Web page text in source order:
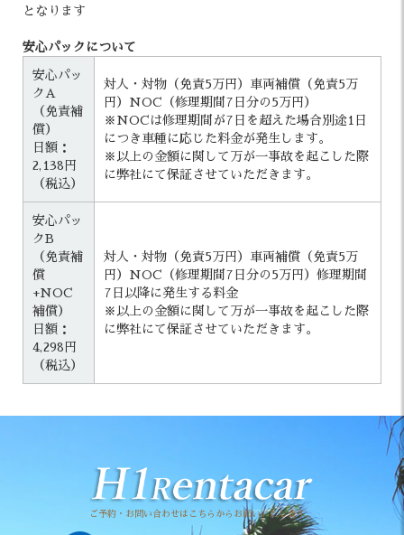
となります
安心パックについて
安心パッ
クA
（免責補
償）
日額：
2,138円
（税込）
対人・対物（免責5万円）車両補償（免責5万
円）NOC（修理期間7日分の5万円）
※NOCは修理期間が7日を超えた場合別途1日
につき車種に応じた料金が発生します。
※以上の金額に関して万が一事故を起こした際
に弊社にて保証させていただきます。
安心パッ
クB
（免責補
償
+NOC
補償）
日額：
4,298円
（税込）
対人・対物（免責5万円）車両補償（免責5万
円）NOC（修理期間7日分の5万円）修理期間
7日以降に発生する料金
※以上の金額に関して万が一事故を起こした際
に弊社にて保証させていただきます。
ご予約・お問い合わせはこちらからお願いいたします。